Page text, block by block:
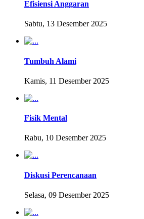
Efisiensi Anggaran
Sabtu, 13 Desember 2025
Tumbuh Alami
Kamis, 11 Desember 2025
Fisik Mental
Rabu, 10 Desember 2025
Diskusi Perencanaan
Selasa, 09 Desember 2025